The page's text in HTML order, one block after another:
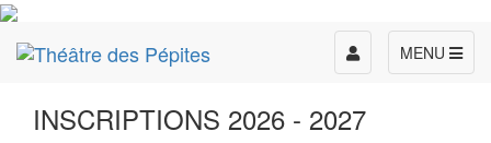
MENU
Toggle
navigation
INSCRIPTIONS 2026 - 2027